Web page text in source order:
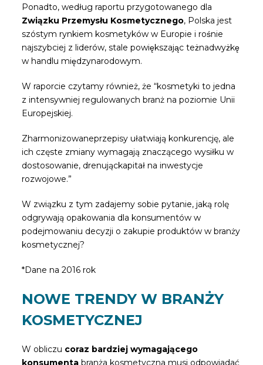
Ponadto, według raportu przygotowanego dla
Związku Przemysłu Kosmetycznego, Polska jest
szóstym rynkiem kosmetyków w Europie i rośnie
najszybciej z liderów, stale powiększając teżnadwyżkę
w handlu międzynarodowym.
W raporcie czytamy również, że “kosmetyki to jedna
z intensywniej regulowanych branż na poziomie Unii
Europejskiej.
Zharmonizowaneprzepisy ułatwiają konkurencję, ale
ich częste zmiany wymagają znaczącego wysiłku w
dostosowanie, drenująckapitał na inwestycje
rozwojowe.”
W związku z tym zadajemy sobie pytanie, jaką rolę
odgrywają opakowania dla konsumentów w
podejmowaniu decyzji o zakupie produktów w branży
kosmetycznej?
*Dane na 2016 rok
NOWE TRENDY W BRANŻY
KOSMETYCZNEJ
W obliczu coraz bardziej wymagającego